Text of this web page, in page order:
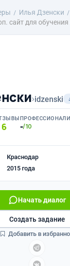
Илья Дзенски
сайт для
›idzenski
6 -/10
Краснодар
2015 года
Начать диалог
Создать задание
Добавить в